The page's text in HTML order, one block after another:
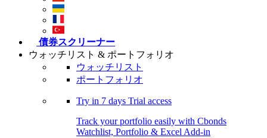
債券スクリーナー
ウォッチリスト & ポートフォリオ
ウォッチリスト
ポートフォリオ
Try in 7 days Trial access
Track your portfolio easily with Cbonds
Watchlist, Portfolio & Excel Add-in